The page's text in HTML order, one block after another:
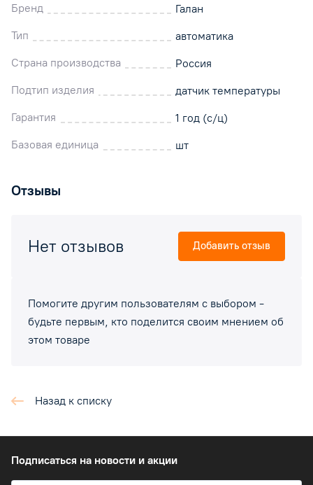
Бренд
Галан
Тип
автоматика
Страна производства
Россия
Подтип изделия
датчик температуры
Гарантия
1 год (с/ц)
Базовая единица
шт
Отзывы
Помогите другим пользователям с выбором -
будьте первым, кто поделится своим мнением об
этом товаре
Нет отзывов Добавить отзыв
Назад к списку
Подписаться на новости и акции